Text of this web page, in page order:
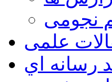
نجومی
علمی
رسانه اي